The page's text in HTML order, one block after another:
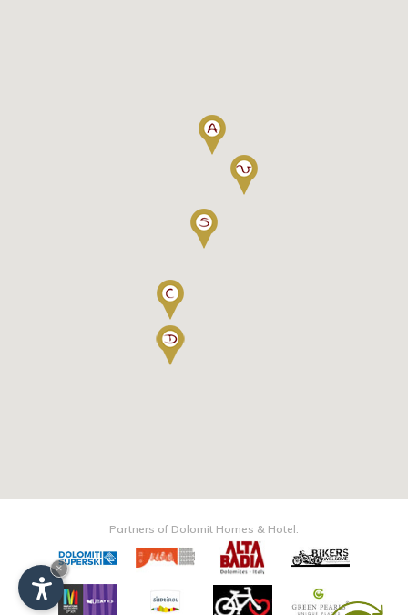
Partners of Dolomit Homes & Hotel:
×